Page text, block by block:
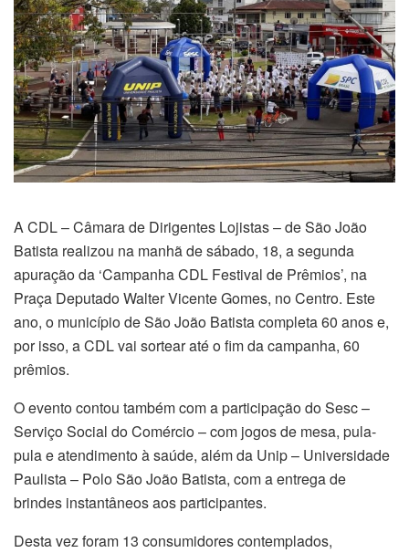
A CDL – Câmara de Dirigentes Lojistas – de São João
Batista realizou na manhã de sábado, 18, a segunda
apuração da ‘Campanha CDL Festival de Prêmios’, na
Praça Deputado Walter Vicente Gomes, no Centro. Este
ano, o município de São João Batista completa 60 anos e,
por isso, a CDL vai sortear até o fim da campanha, 60
prêmios.
O evento contou também com a participação do Sesc –
Serviço Social do Comércio – com jogos de mesa, pula-
pula e atendimento à saúde, além da Unip – Universidade
Paulista – Polo São João Batista, com a entrega de
brindes instantâneos aos participantes.
Desta vez foram 13 consumidores contemplados,